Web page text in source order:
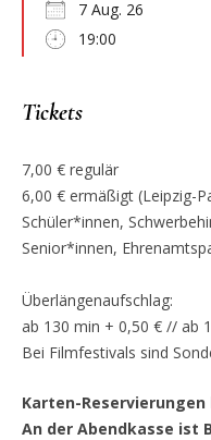
7 Aug. 26
19:00
Tickets
7,00 € regulär
6,00 € ermäßigt (Leipzig-
Schüler*innen,
Senior*innen,
Überlängenaufschlag:
ab 130 min + 0,50 € // ab
Bei Filmfestivals sind
Karten-
An der Abendkasse ist